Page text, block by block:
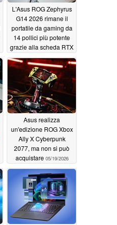
L'Asus ROG Zephyrus
G14 2026 rimane il
portatile da gaming da
14 pollici più potente
grazie alla scheda RTX
5070 Ti06/21/2026
Asus realizza
un'edizione ROG Xbox
Ally X Cyberpunk
2077, ma non si può
acquistare 05/19/2026